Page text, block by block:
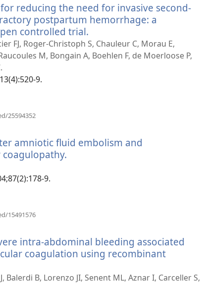
reducing the need for invasive second-
postpartum hemorrhage: a
controlled trial.
neues
Fenster)
FJ, Roger-Christoph S, Chauleur C, Morau E,
M, Bongain A, Boehlen F, de Moerloose P,
9.
25594352
amniotic fluid embolism and
9.
15491576
intra-abdominal bleeding associated
coagulation using recombinant
Balerdi B, Lorenzo JI, Senent ML, Aznar I, Carceller S,